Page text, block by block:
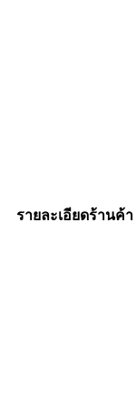
รายละเอียดร้านค้า